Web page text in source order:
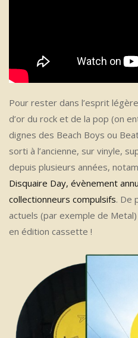
Pour rester dans l’esprit
d’or du rock et de la pop (on
dignes des Beach Boys ou
sorti à l’ancienne, sur vinyle,
depuis plusieurs années,
Disquaire Day, évènement
collectionneurs compulsifs. De
actuels (par exemple de
en édition cassette !